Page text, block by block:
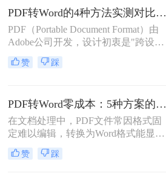
乱，影响使用体验。那么pdf转word怎
么保留原排版呢？本文将介绍两种方
法，帮助你在PDF转Word时尽可能保
留原排版。
PDF转Word的4种方法实测对比（附还原度对比表）！
PDF（Portable Document Format）由
Adobe公司开发，设计初衷是"跨设备
一致性呈现"——无论在什么设备上
打开，排版都完全一样。这个优点也
位置，而Word是流式排版，内容从上
到下流动、自动换行。
赞 踩
PDF转Word零成本：5种方案的成本、速度、精度对比！
在文档处理中，PDF文件常因格式固
定难以编辑，转换为Word格式能显著
提升工作效率。然而，市面上许多转
换工具需付费或存在隐私风险，那么
赞 踩